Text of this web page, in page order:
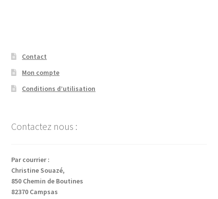
Contact
Mon compte
Conditions d’utilisation
Contactez nous :
Par courrier :
Christine Souazé,
850 Chemin de Boutines
82370 Campsas